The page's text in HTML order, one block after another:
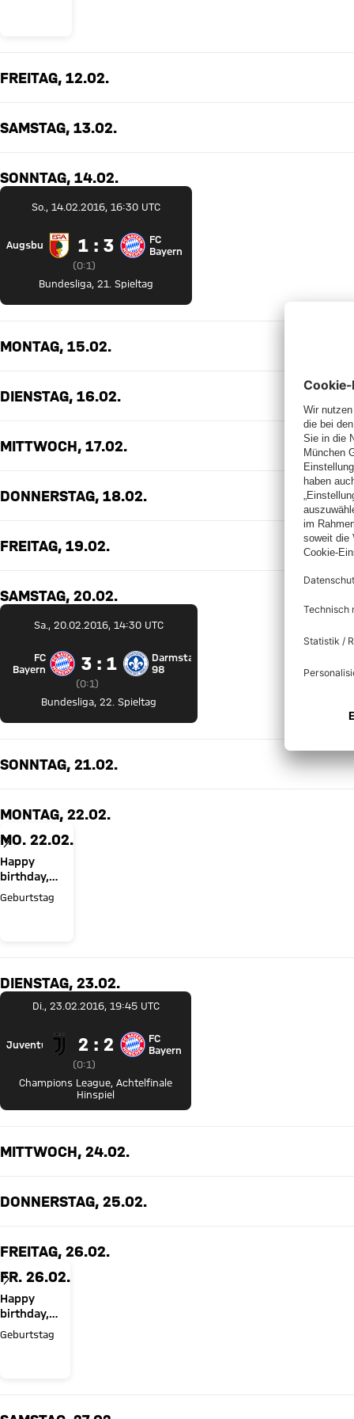
FREITAG, 12.02.
SAMSTAG, 13.02.
SONNTAG, 14.02.
So., 14.02.2016, 16:30 UTC
FC Augsburg gegen FC Bayern München
Augsburg 1 zu 3
1 : 3
(Zwischenergebnis:
0 zu 1 nach Erste Halbzeit
0:1)
FC
Bayern
Bundesliga 21. Spieltag
MONTAG, 15.02.
DIENSTAG, 16.02.
MITTWOCH, 17.02.
DONNERSTAG, 18.02.
FREITAG, 19.02.
SAMSTAG, 20.02.
Sa., 20.02.2016, 14:30 UTC
FC Bayern München gegen SV Darmstadt 98
FC
Bayern
3 zu 1
3 : 1
(Zwischenergebnis:
0 zu 1 nach Erste Halbzeit
0:1)
Darmstadt
98
Bundesliga 22. Spieltag
SONNTAG, 21.02.
MONTAG, 22.02.
MO. 22.02.
Happy
birthday,
Lennart Karl!
Geburtstag
DIENSTAG, 23.02.
Di., 23.02.2016, 19:45 UTC
Juventus Turin gegen FC Bayern München
Juventus 2 zu 2
2 : 2
(Zwischenergebnis:
0 zu 1 nach Erste Halbzeit
0:1)
FC
Bayern
Champions League, Achtelfinale
Hinspiel
MITTWOCH, 24.02.
DONNERSTAG, 25.02.
FREITAG, 26.02.
FR. 26.02.
Happy
birthday,
Jamal
Geburtstag